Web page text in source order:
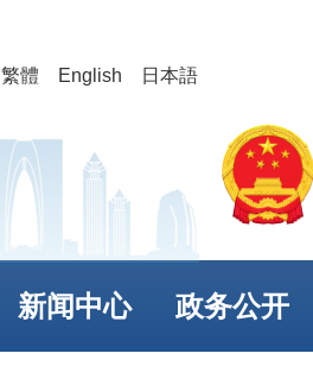
繁體 English 日本語
新闻中心 政务公开